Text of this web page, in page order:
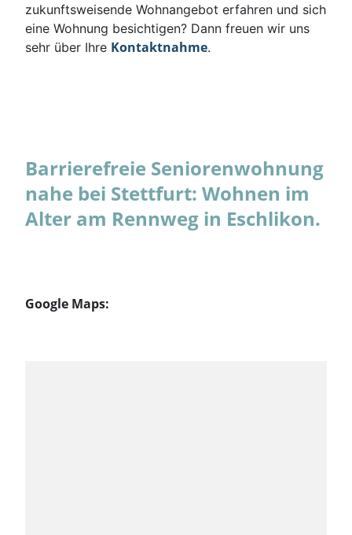
zukunftsweisende Wohnangebot erfahren und sich
eine Wohnung besichtigen? Dann freuen wir uns
sehr über Ihre Kontaktnahme.
Barrierefreie Seniorenwohnung
nahe bei Stettfurt: Wohnen im
Alter am Rennweg in Eschlikon.
Google Maps: